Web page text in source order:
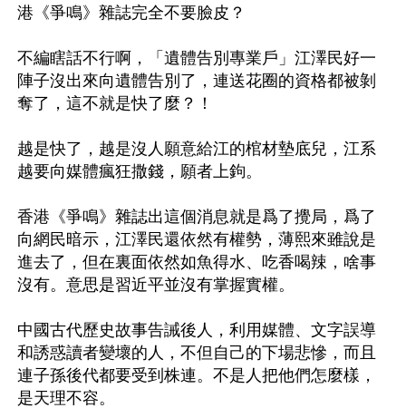
港《爭鳴》雜誌完全不要臉皮？
不編瞎話不行啊，「遺體告別專業戶」江澤民好一
陣子沒出來向遺體告別了，連送花圈的資格都被剝
奪了，這不就是快了麼？！
越是快了，越是沒人願意給江的棺材墊底兒，江系
越要向媒體瘋狂撒錢，願者上鉤。
香港《爭鳴》雜誌出這個消息就是爲了攪局，爲了
向網民暗示，江澤民還依然有權勢，薄熙來雖說是
進去了，但在裏面依然如魚得水、吃香喝辣，啥事
沒有。意思是習近平並沒有掌握實權。
中國古代歷史故事告誡後人，利用媒體、文字誤導
和誘惑讀者變壞的人，不但自己的下場悲慘，而且
連子孫後代都要受到株連。不是人把他們怎麼樣，
是天理不容。